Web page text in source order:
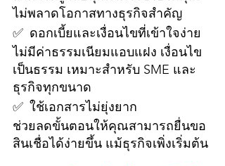
ไม่พลาดโอกาสทางธุรกิจสำคัญ
✅ ดอกเบี้ยและเงื่อนไขที่เข้าใจง่าย
ไม่มีค่าธรรมเนียมแอบแฝง เงื่อนไข
เป็นธรรม เหมาะสำหรับ SME และ
ธุรกิจทุกขนาด
✅ ใช้เอกสารไม่ยุ่งยาก
ช่วยลดขั้นตอนให้คุณสามารถยื่นขอ
สินเชื่อได้ง่ายขึ้น แม้ธุรกิจเพิ่งเริ่มต้น